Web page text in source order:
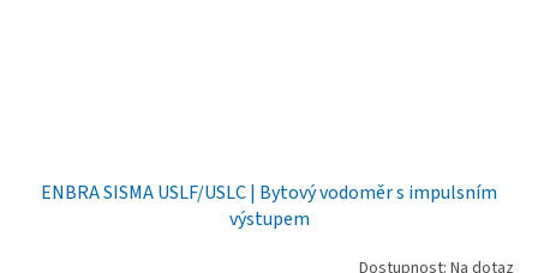
ENBRA SISMA USLF/USLC | Bytový vodoměr s impulsním
výstupem
Dostupnost: Na dotaz